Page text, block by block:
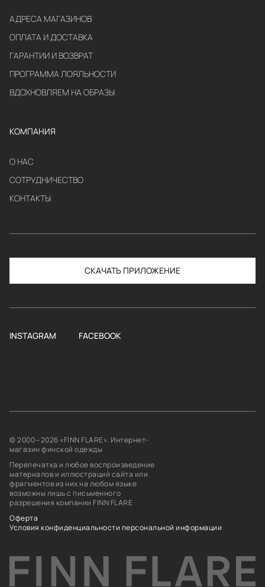
АДРЕСА МАГАЗИНОВ
ОПЛАТА И ДОСТАВКА
ГАРАНТИИ И ВОЗВРАТ
ПРОГРАММА ЛОЯЛЬНОСТИ
ВДОХНОВЛЯЕМ НА ОБРАЗЫ
КОМПАНИЯ
О НАС
СОТРУДНИЧЕСТВО
КОНТАКТЫ
СКАЧАТЬ
INSTAGRAM FACEBOOK
© 2000—2026 «FINN FLARE». Интернет-
магазин финской одежды
Перепечатка и любое воспроизведение
материалов и иллюстраций сайта или
фрагментов из них на любом языке
возможны лишь с письменного
разрешения компании FINN FLARE
Оферта
Условия конфиденциальности персональной информации